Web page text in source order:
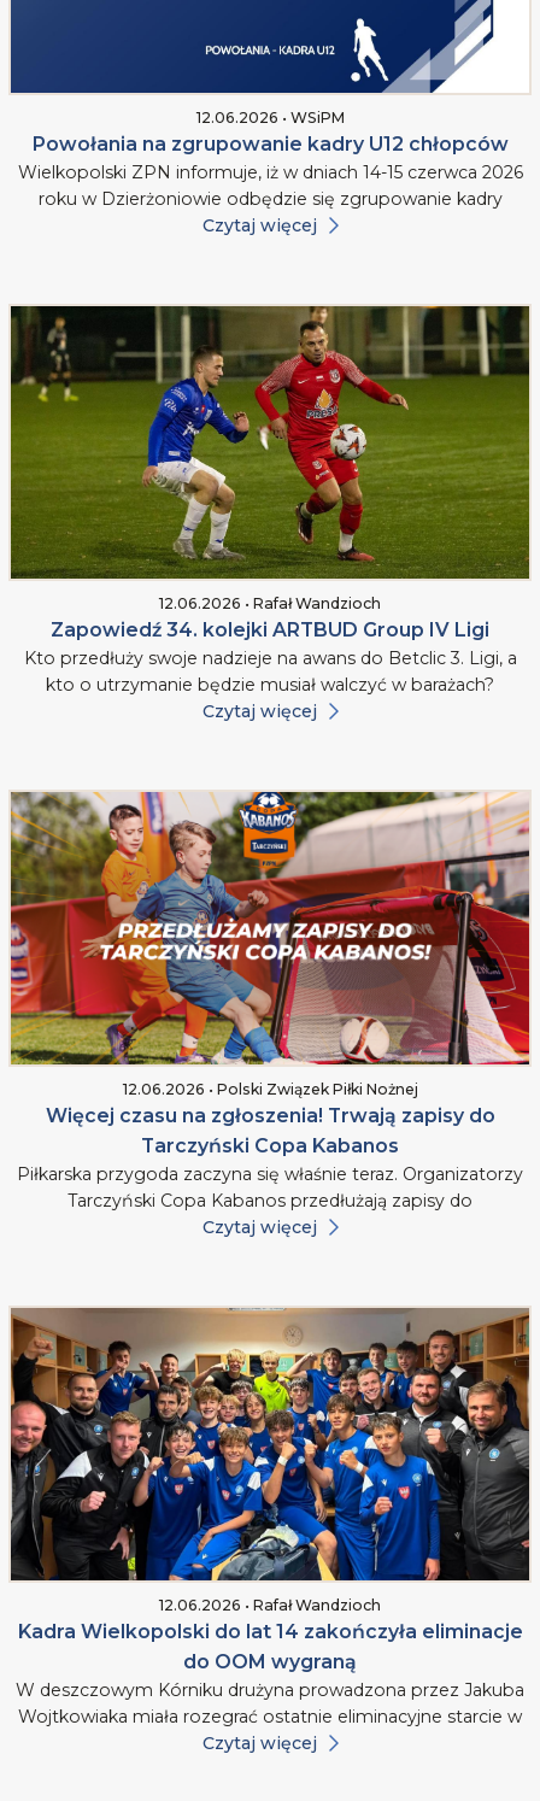
12.06.2026 • WSiPM
Powołania na zgrupowanie kadry U12 chłopców
Wielkopolski ZPN informuje, iż w dniach 14-15 czerwca 2026
roku w Dzierżoniowie odbędzie się zgrupowanie kadry
Czytaj więcej
12.06.2026 • Rafał Wandzioch
Zapowiedź 34. kolejki ARTBUD Group IV Ligi
Kto przedłuży swoje nadzieje na awans do Betclic 3. Ligi, a
kto o utrzymanie będzie musiał walczyć w barażach?
Czytaj więcej
12.06.2026 • Polski Związek Piłki Nożnej
Więcej czasu na zgłoszenia! Trwają zapisy do
Tarczyński Copa Kabanos
Piłkarska przygoda zaczyna się właśnie teraz. Organizatorzy
Tarczyński Copa Kabanos przedłużają zapisy do
Czytaj więcej
12.06.2026 • Rafał Wandzioch
Kadra Wielkopolski do lat 14 zakończyła eliminacje
do OOM wygraną
W deszczowym Kórniku drużyna prowadzona przez Jakuba
Wojtkowiaka miała rozegrać ostatnie eliminacyjne starcie w
Czytaj więcej